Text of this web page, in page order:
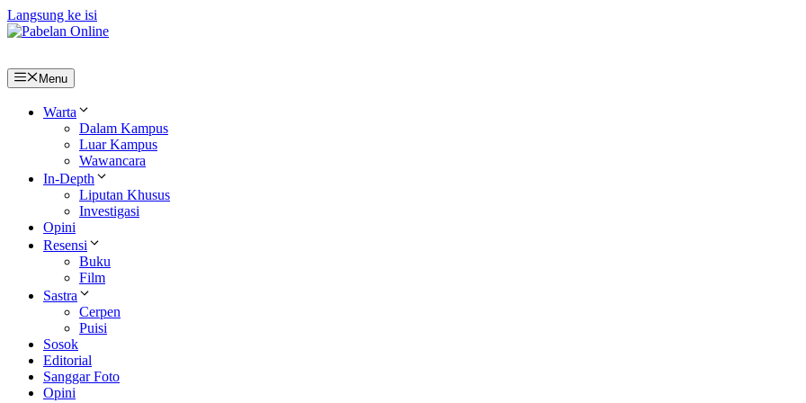
Langsung ke isi
Menu
Warta
Dalam Kampus
Luar Kampus
Wawancara
In-Depth
Liputan Khusus
Investigasi
Opini
Resensi
Buku
Film
Sastra
Cerpen
Puisi
Sosok
Editorial
Sanggar Foto
Opini